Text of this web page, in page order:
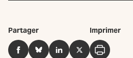
Partager
FacebookBlueSkyLinkedInTwitter
Imprimer
Imprimer